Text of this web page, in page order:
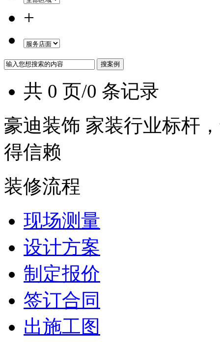
+
共 0 页/0 条记录
豪迪装饰 家装行业标杆
得信赖
装修流程
现场测量
设计方案
制定报价
签订合同
出施工图